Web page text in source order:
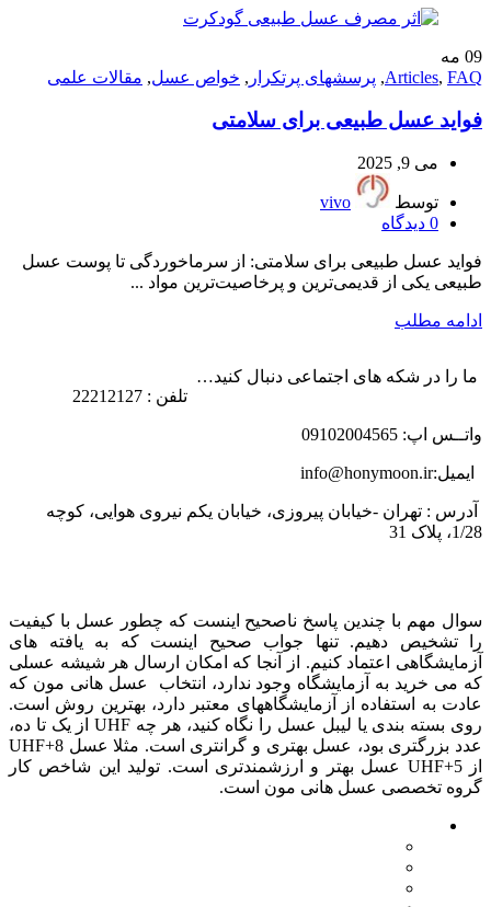
09 مه
Articles, FAQ
, پرسشهای پرتکرار , خواص عسل, مقالات علمی
فواید عسل طبیعی برای سلامتی
می 9, 2025
توسط
vivo
0 دیدگاه
فواید عسل طبیعی برای سلامتی: از سرماخوردگی تا پوست عسل
طبیعی یکی از قدیمی‌ترین و پرخاصیت‌ترین مواد ...
ادامه مطلب
ما را در شکه های اجتماعی دنبال کنید…
تلفن : 22212127
واتــس اپ: 09102004565
ایمیل:info@honymoon.ir
آدرس : تهران -خیابان پیروزی، خیابان یکم نیروی هوایی، کوچه
1/28، پلاک 31
سوال مهم با چندین پاسخ ناصحیح اینست که چطور عسل با کیفیت
را تشخیص دهیم. تنها جواب صحیح اینست که به یافته های
آزمایشگاهی اعتماد کنیم. از آنجا که امکان ارسال هر شیشه عسلی
که می خرید به آزمایشگاه وجود ندارد، انتخاب عسل هانی مون که
عادت به استفاده از آزمایشگاههای معتبر دارد، بهترین روش است.
روی بسته بندی یا لیبل عسل را نگاه کنید، هر چه UHF از یک تا ده،
عدد بزرگتری بود، عسل بهتری و گرانتری است. مثلا عسل UHF+8
از UHF+5 عسل بهتر و ارزشمندتری است. تولید این شاخص کار
گروه تخصصی عسل هانی مون است.